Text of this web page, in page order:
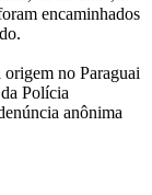
encaminhados
origem no Paraguai
Polícia
anônima